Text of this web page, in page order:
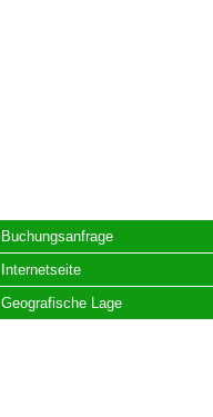
Buchungsanfrage
Internetseite
Geografische Lage